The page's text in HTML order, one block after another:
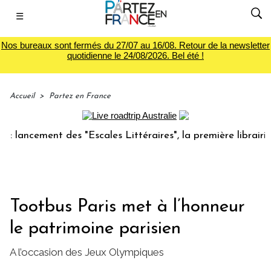
☰
Nos bureaux sont fermés du 27/07 au 16/08. Retour de la newsletter
quotidienne le 24/08/2026. Bel été !
Accueil > Partez en France
des "Escales Littéraires", la première librairie du
Tootbus Paris met à l’honneur
le patrimoine parisien
A l’occasion des Jeux Olympiques